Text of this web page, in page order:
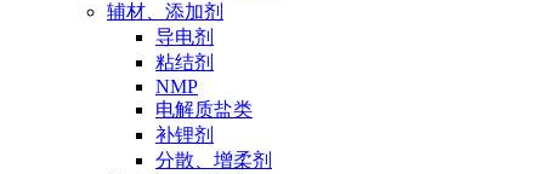
辅材、添加剂
导电剂
粘结剂
NMP
电解质盐类
补锂剂
分散、增柔剂